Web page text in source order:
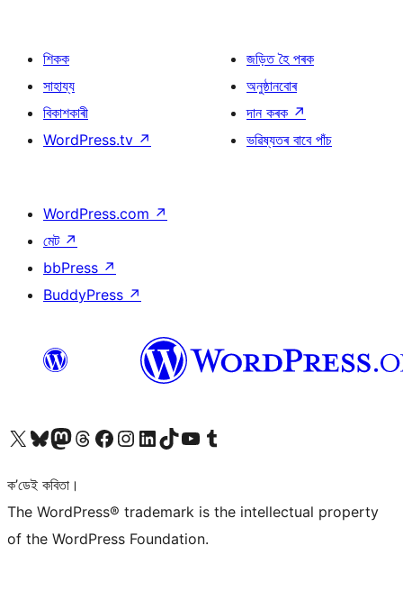
শিকক
সাহায্য
বিকাশকাৰী
WordPress.tv ↗
জড়িত হৈ পৰক
অনুষ্ঠানবোৰ
দান কৰক ↗
ভৱিষ্যতৰ বাবে পাঁচ
WordPress.com ↗
মেট ↗
bbPress ↗
BuddyPress ↗
আমাৰ X (আগৰ Twitter) একাউণ্টলৈ যাওকআমাৰ Bluesky একাউণ্টলৈ যাওকআমাৰ Mastodon একাউণ্টলৈ যাওকআমাৰ Threads একাউণ্টলৈ যাওকআমাৰ Facebook পৃষ্ঠালৈ যাওকআমাৰ Instagram একাউণ্টলৈ যাওকআমাৰ LinkedIn একাউণ্টলৈ যাওকআমাৰ TikTok একাউণ্টলৈ যাওকআমাৰ YouTube চেনেললৈ যাওকআমাৰ Tumblr একাউণ্টলৈ যাওক
ক’ডেই কবিতা।
The WordPress® trademark is the intellectual property
of the WordPress Foundation.